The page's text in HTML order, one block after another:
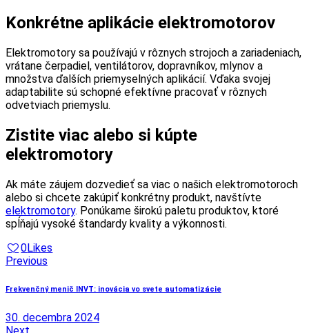
Konkrétne aplikácie elektromotorov
Elektromotory sa používajú v rôznych strojoch a zariadeniach,
vrátane čerpadiel, ventilátorov, dopravníkov, mlynov a
množstva ďalších priemyselných aplikácií. Vďaka svojej
adaptabilite sú schopné efektívne pracovať v rôznych
odvetviach priemyslu.
Zistite viac alebo si kúpte
elektromotory
Ak máte záujem dozvedieť sa viac o našich elektromotoroch
alebo si chcete zakúpiť konkrétny produkt, navštívte
elektromotory. Ponúkame širokú paletu produktov, ktoré
spĺňajú vysoké štandardy kvality a výkonnosti.
0Likes
Navigácia
v
Previous
Frekvenčný menič INVT: inovácia vo svete automatizácie
30. decembra 2024
Next